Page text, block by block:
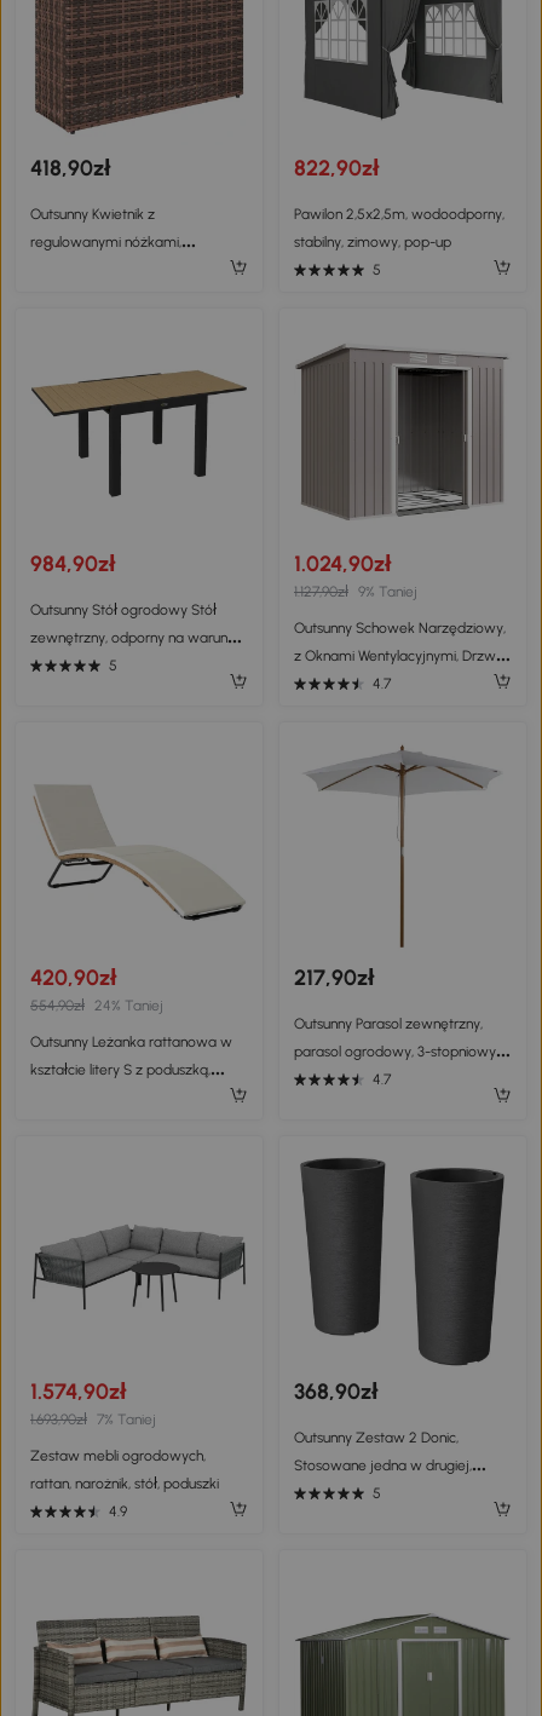
418,90zł
Outsunny Kwietnik z
regulowanymi nóżkami,
rattanowa donica z wyjmowaną
822,90zł
Pawilon 2,5x2,5m, wodoodporny,
stabilny, zimowy, pop-up
5
984,90zł
Outsunny Stół ogrodowy Stół
zewnętrzny, odporny na warunki
atmosferyczne, 162 x 80 x 75 cm,
5
1.024,90zł
1.127,90zł 9% Taniej
Outsunny Schowek Narzędziowy,
z Oknami Wentylacyjnymi, Drzwi
Przesuwne, Stal Ocynkowana, 213
4.7
420,90zł
554,90zł 24% Taniej
Outsunny Leżanka rattanowa w
kształcie litery S z poduszką,
217,90zł
Outsunny Parasol zewnętrzny,
parasol ogrodowy, 3-stopniowy,
ochrona przeciwsłoneczna,
4.7
1.574,90zł
1.693,90zł 7% Taniej
Zestaw mebli ogrodowych,
rattan, narożnik, stół, poduszki
4.9
368,90zł
Outsunny Zestaw 2 Donic,
Stosowane jedna w drugiej,
Donice z Odpływem 35x35 cm,
5